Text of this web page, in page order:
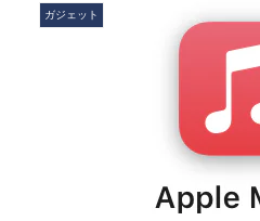
ガジェット